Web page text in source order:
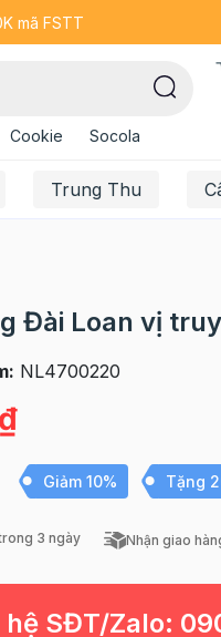
mã FSTT
Cookie Socola
Trung Thu
Đài Loan vị
NL4700220
Giảm 10% Tặng
3 ngày Nhận giao
hệ SĐT/Zalo: